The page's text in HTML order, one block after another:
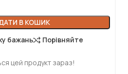
В КОШИК
бажань
Порівняйте
цей продукт зараз!